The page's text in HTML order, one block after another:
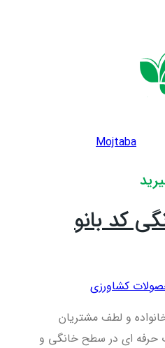
Mojtaba
کد بانو
کشاورزی
و لطف مشتریان
سال ۹۷ بصورت حرفه ای در سطح خانگی و